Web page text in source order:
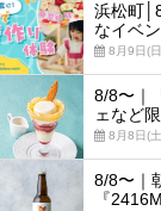
浜松町
なイベ
8月9日(
8/8〜｜
ェなど
8月8日(
8/8〜｜
『